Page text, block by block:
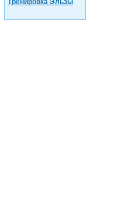
Тренировка Эльзы